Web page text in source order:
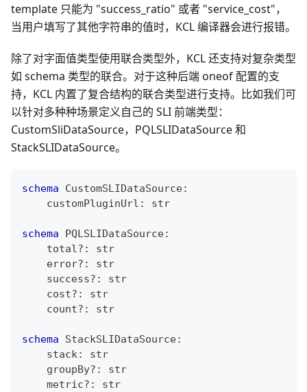
template 只能为 "success_ratio" 或者 "service_cost"，
当用户填写了其他字符串的值时，KCL 编译器会进行报错。
除了对字面值类型使用联合类型外，KCL 还支持对复杂类型
如 schema 类型的联合。对于这种后端 oneof 配置的支
持，KCL 内置了复合结构的联合类型进行支持。比如我们可
以针对多种种场景定义自己的 SLI 前端类型：
CustomSliDataSource，PQLSLIDataSource 和
StackSLIDataSource。
schema CustomSLIDataSource:
    customPluginUrl
: str
schema PQLSLIDataSource:
    total
? :
str
    error
? :
str
    success
? :
str
    cost
? :
str
    count
? : str
schema StackSLIDataSource:
    stack
:
str
    groupBy
? :
str
    metric
? : str